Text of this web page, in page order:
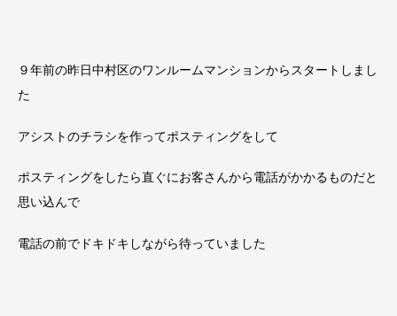
９年前の昨日中村区のワンルームマンションからスタートしまし
た
アシストのチラシを作ってポスティングをして
ポスティングをしたら直ぐにお客さんから電話がかかるものだと
思い込んで
電話の前でドキドキしながら待っていました